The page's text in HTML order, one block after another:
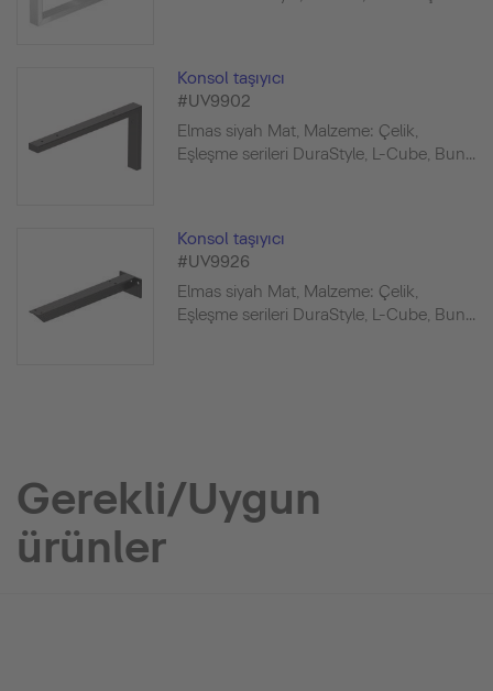
Konsol taşıyıcı
#UV9902
Elmas siyah Mat, Malzeme: Çelik,
Eşleşme serileri DuraStyle, L-Cube, Bun...
Konsol taşıyıcı
#UV9926
Elmas siyah Mat, Malzeme: Çelik,
Eşleşme serileri DuraStyle, L-Cube, Bun...
Gerekli/Uygun
ürünler